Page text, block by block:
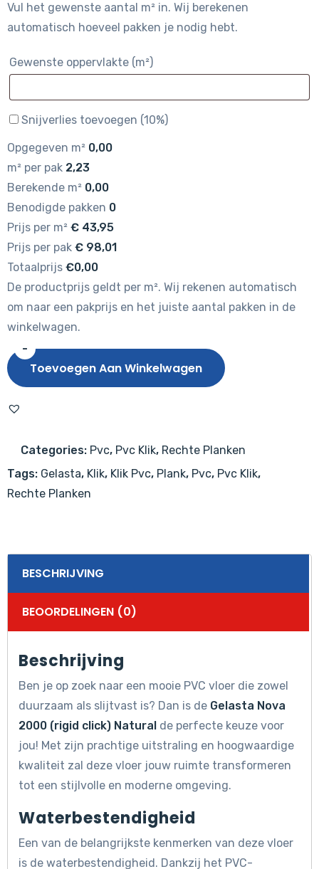
Vul het gewenste aantal m² in. Wij berekenen
automatisch hoeveel pakken je nodig hebt.
Gewenste oppervlakte (m²)
Snijverlies toevoegen (10%)
Opgegeven m² 0,00
m² per pak 2,23
Berekende m² 0,00
Benodigde pakken 0
Prijs per m² € 43,95
Prijs per pak € 98,01
Totaalprijs €0,00
De productprijs geldt per m². Wij rekenen automatisch
om naar een pakprijs en het juiste aantal pakken in de
winkelwagen.
-
Gelasta
Nova
(rigid
Natural
aantal
Toevoegen Aan Winkelwagen
Categories: Pvc, Pvc Klik, Rechte Planken
Tags: Gelasta, Klik, Klik Pvc, Plank, Pvc, Pvc Klik,
Rechte Planken
BESCHRIJVING
BEOORDELINGEN (0)
Beschrijving
Ben je op zoek naar een mooie PVC vloer die zowel
duurzaam als slijtvast is? Dan is de Gelasta Nova
2000 (rigid click) Natural de perfecte keuze voor
jou! Met zijn prachtige uitstraling en hoogwaardige
kwaliteit zal deze vloer jouw ruimte transformeren
tot een stijlvolle en moderne omgeving.
Waterbestendigheid
Een van de belangrijkste kenmerken van deze vloer
is de waterbestendigheid. Dankzij het PVC-